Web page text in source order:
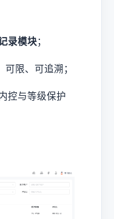
录模块；
限、可追溯；
控与等级保护